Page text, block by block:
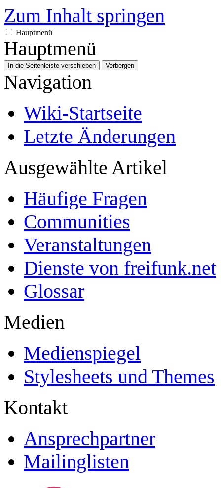
Zum Inhalt springen
Hauptmenü
Hauptmenü
In die Seitenleiste verschieben Verbergen
Navigation
Wiki-Startseite
Letzte Änderungen
Ausgewählte Artikel
Häufige Fragen
Communities
Veranstaltungen
Dienste von freifunk.net
Glossar
Medien
Medienspiegel
Stylesheets und Themes
Kontakt
Ansprechpartner
Mailinglisten